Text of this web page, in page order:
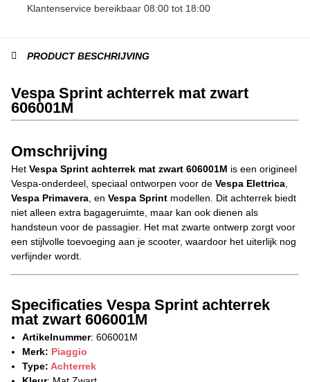
Klantenservice bereikbaar 08:00 tot 18:00
PRODUCT BESCHRIJVING
Vespa Sprint achterrek mat zwart
606001M
Omschrijving
Het Vespa Sprint achterrek mat zwart 606001M is een origineel
Vespa-onderdeel, speciaal ontworpen voor de Vespa Elettrica
Vespa Primavera , en Vespa Sprint modellen. Dit achterrek biedt
niet alleen extra bagageruimte, maar kan ook dienen als
handsteun voor de passagier. Het mat zwarte ontwerp zorgt voor
een stijlvolle toevoeging aan je scooter, waardoor het uiterlijk nog
verfijnder wordt.
Specificaties Vespa Sprint achterrek
mat zwart 606001M
Artikelnummer: 606001M
Merk: Piaggio
Type: Achterrek